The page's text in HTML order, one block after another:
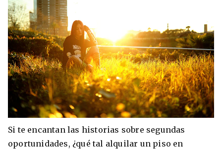
Si te encantan las historias sobre segundas
oportunidades, ¿qué tal alquilar un piso en